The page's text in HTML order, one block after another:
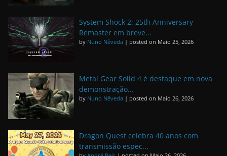
System Shock 2: 25th Anniversary
Remaster em breve...
by Nuno Nêveda | posted on Maio 25, 2026
Metal Gear Solid 4 é destaque em nova
demonstração...
by Nuno Nêveda | posted on Maio 26, 2026
Dragon Quest celebra 40 anos com
transmissão espec...